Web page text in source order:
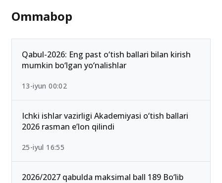
Ommabop
Qabul-2026: Eng past o‘tish ballari bilan kirish
mumkin bo‘lgan yo‘nalishlar
13-iyun 00:02
Ichki ishlar vazirligi Akademiyasi o‘tish ballari
2026 rasman e’lon qilindi
25-iyul 16:55
2026/2027 qabulda maksimal ball 189 Bo‘lib